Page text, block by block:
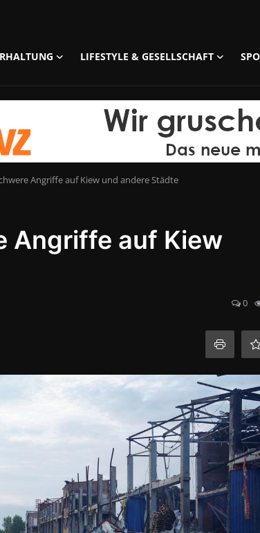
LIFESTYLE & GESELLSCHAFT
Angriffe auf Kiew und andere Städte
Angriffe auf Kiew
0